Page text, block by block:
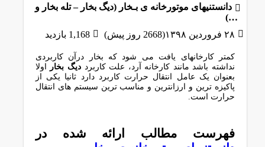
دانستنیهای موتورخانه ی بـخار (دیگ بخار – تله بخار و
…)
۲۸ فروردین ۱۳۹۸(2668 روز پیش)
1,168 بازدید
کمتر کارخانهای یافت می شود که بخار درآن کاربردی
نداشته باشد مانند کارخانه آرد، علت کاربرددیگ بخار
اولا
بعنوان یک عامل انتقال حرارت کاربرد دارد ثانیا یکی از
پاکیزه ترین و ارزانترین و مناسب ترین سیستم های انتقال
حرارت است.
فهرست مطالب ارائه شده در